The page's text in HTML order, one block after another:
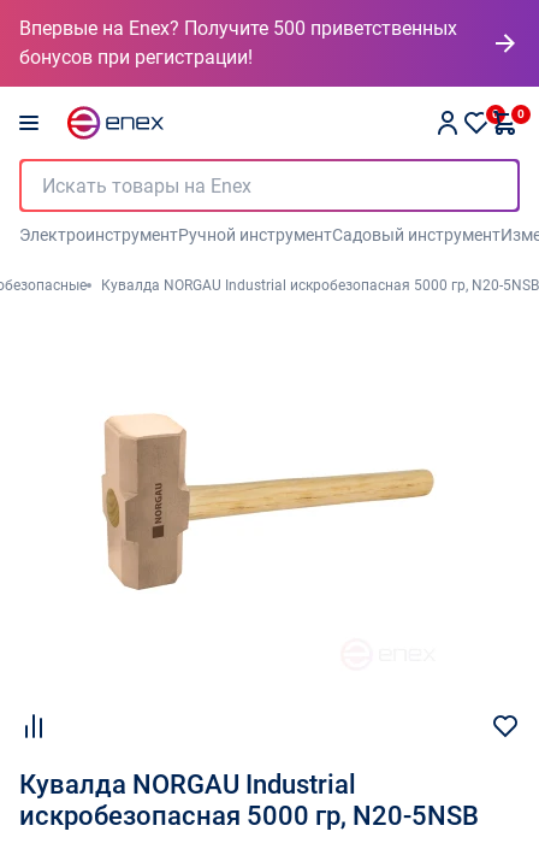
Впервые на Enex? Получите 500 приветственных
бонусов при регистрации!
0 0
ЭлектроинструментРучной инструментСадовый инструмент
Кувалда NORGAU Industrial искробезопасная 5000 гр, N20-5NSB
Кувалда NORGAU Industrial
искробезопасная 5000 гр, N20-5NSB